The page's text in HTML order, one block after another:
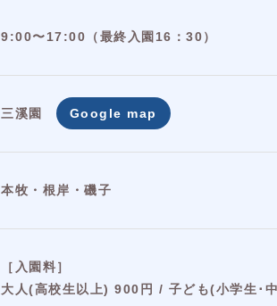
9:00〜17:00（最終入園16：30）
三溪園 Google map
本牧・根岸・磯子
［入園料］
大人(高校生以上) 900円 / 子ども(小学生･